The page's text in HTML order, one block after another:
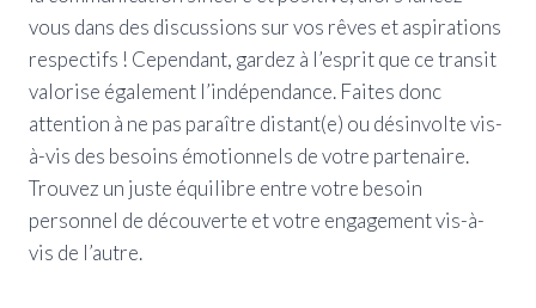
vous dans des discussions sur vos rêves et aspirations
respectifs ! Cependant, gardez à l’esprit que ce transit
valorise également l’indépendance. Faites donc
attention à ne pas paraître distant(e) ou désinvolte vis-
à-vis des besoins émotionnels de votre partenaire.
Trouvez un juste équilibre entre votre besoin
personnel de découverte et votre engagement vis-à-
vis de l’autre.